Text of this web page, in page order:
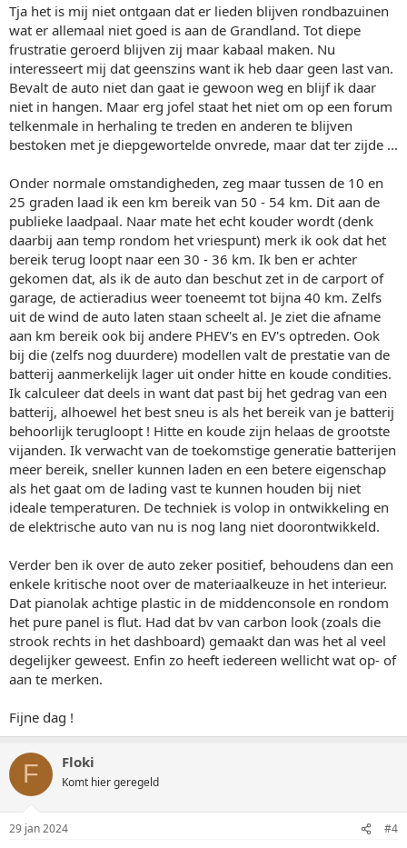
Tja het is mij niet ontgaan dat er lieden blijven rondbazuinen
wat er allemaal niet goed is aan de Grandland. Tot diepe
frustratie geroerd blijven zij maar kabaal maken. Nu
interesseert mij dat geenszins want ik heb daar geen last van.
Bevalt de auto niet dan gaat ie gewoon weg en blijf ik daar
niet in hangen. Maar erg jofel staat het niet om op een forum
telkenmale in herhaling te treden en anderen te blijven
bestoken met je diepgewortelde onvrede, maar dat ter zijde ...
Onder normale omstandigheden, zeg maar tussen de 10 en
25 graden laad ik een km bereik van 50 - 54 km. Dit aan de
publieke laadpaal. Naar mate het echt kouder wordt (denk
daarbij aan temp rondom het vriespunt) merk ik ook dat het
bereik terug loopt naar een 30 - 36 km. Ik ben er achter
gekomen dat, als ik de auto dan beschut zet in de carport of
garage, de actieradius weer toeneemt tot bijna 40 km. Zelfs
uit de wind de auto laten staan scheelt al. Je ziet die afname
aan km bereik ook bij andere PHEV's en EV's optreden. Ook
bij die (zelfs nog duurdere) modellen valt de prestatie van de
batterij aanmerkelijk lager uit onder hitte en koude condities.
Ik calculeer dat deels in want dat past bij het gedrag van een
batterij, alhoewel het best sneu is als het bereik van je batterij
behoorlijk terugloopt ! Hitte en koude zijn helaas de grootste
vijanden. Ik verwacht van de toekomstige generatie batterijen
meer bereik, sneller kunnen laden en een betere eigenschap
als het gaat om de lading vast te kunnen houden bij niet
ideale temperaturen. De techniek is volop in ontwikkeling en
de elektrische auto van nu is nog lang niet doorontwikkeld.
Verder ben ik over de auto zeker positief, behoudens dan een
enkele kritische noot over de materiaalkeuze in het interieur.
Dat pianolak achtige plastic in de middenconsole en rondom
het pure panel is flut. Had dat bv van carbon look (zoals die
strook rechts in het dashboard) gemaakt dan was het al veel
degelijker geweest. Enfin zo heeft iedereen wellicht wat op- of
aan te merken.
Fijne dag !
F Floki
Komt hier geregeld
29 jan 2024 #4